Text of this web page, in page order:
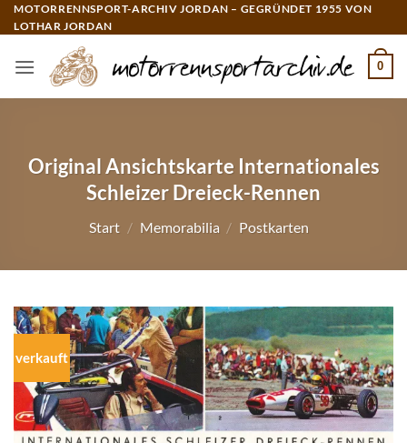
Zum
Inhalt
MOTORRENNSPORT-ARCHIV JORDAN – GEGRÜNDET 1955 VON
LOTHAR JORDAN
0
Original Ansichtskarte Internationales
Schleizer Dreieck-Rennen
Start / Memorabilia / Postkarten
verkauft